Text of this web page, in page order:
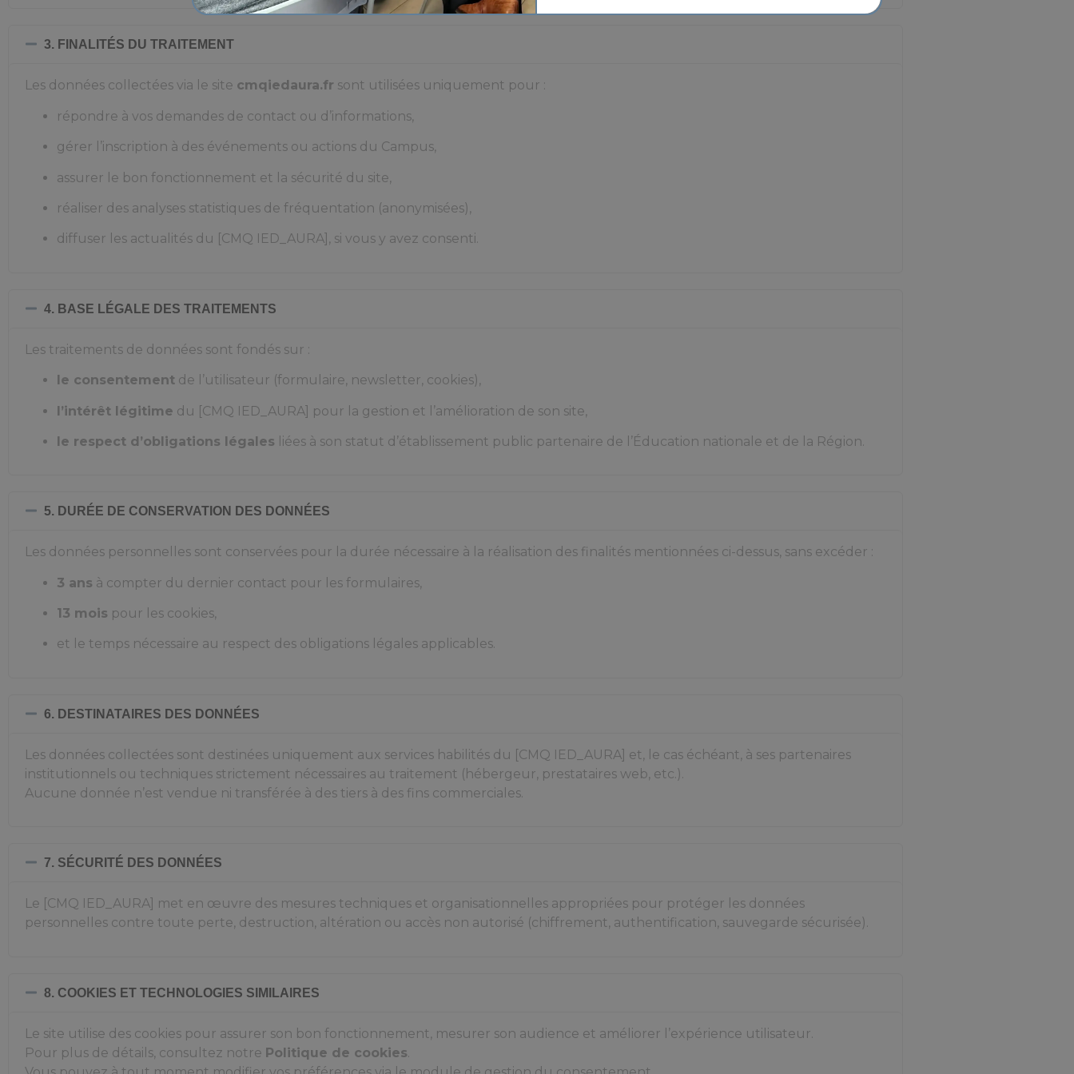
3. FINALITÉS DU TRAITEMENT
Les données collectées via le site cmqiedaura.fr sont utilisées uniquement pour :
répondre à vos demandes de contact ou d’informations,
gérer l’inscription à des événements ou actions du Campus,
assurer le bon fonctionnement et la sécurité du site,
réaliser des analyses statistiques de fréquentation (anonymisées),
diffuser les actualités du [CMQ IED_AURA], si vous y avez consenti.
4. BASE LÉGALE DES TRAITEMENTS
Les traitements de données sont fondés sur :
le consentement de l’utilisateur (formulaire, newsletter, cookies),
l’intérêt légitime du [CMQ IED_AURA] pour la gestion et l’amélioration de son site,
le respect d’obligations légales liées à son statut d’établissement public partenaire de l’Éducation nationale et de la Région.
5. DURÉE DE CONSERVATION DES DONNÉES
Les données personnelles sont conservées pour la durée nécessaire à la réalisation des finalités mentionnées ci-dessus, sans excéder :
3 ans à compter du dernier contact pour les formulaires,
13 mois pour les cookies,
et le temps nécessaire au respect des obligations légales applicables.
6. DESTINATAIRES DES DONNÉES
Les données collectées sont destinées uniquement aux services habilités du [CMQ IED_AURA] et, le cas échéant, à ses partenaires
institutionnels ou techniques strictement nécessaires au traitement (hébergeur, prestataires web, etc.).
Aucune donnée n’est vendue ni transférée à des tiers à des fins commerciales.
7. SÉCURITÉ DES DONNÉES
Le [CMQ IED_AURA] met en œuvre des mesures techniques et organisationnelles appropriées pour protéger les données
personnelles contre toute perte, destruction, altération ou accès non autorisé (chiffrement, authentification, sauvegarde sécurisée).
8. COOKIES ET TECHNOLOGIES SIMILAIRES
Le site utilise des cookies pour assurer son bon fonctionnement, mesurer son audience et améliorer l’expérience utilisateur.
Pour plus de détails, consultez notre Politique de cookies